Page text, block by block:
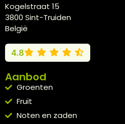
Kogelstraat 15
3800 Sint-Truiden
België
4.8
Aanbod
Groenten
Fruit
Noten en zaden